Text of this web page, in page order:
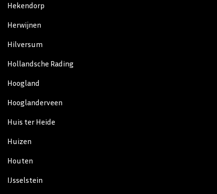
Hekendorp
Herwijnen
Hilversum
Hollandsche Rading
Hoogland
Hooglanderveen
Huis ter Heide
Huizen
Houten
IJsselstein